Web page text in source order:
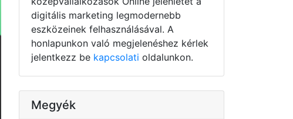
digitális marketing legmodernebb
eszközeinek felhasználásával. A
honlapunkon való megjelenéshez kérlek
jelentkezz be kapcsolati oldalunkon.
Megyék